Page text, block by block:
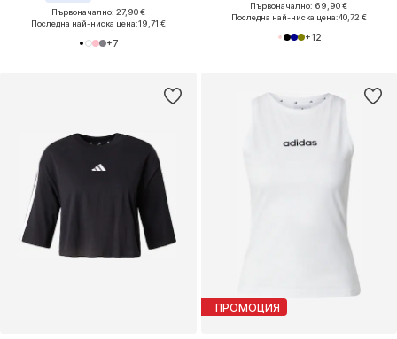
Първоначално: 27,90 €
Последна най-ниска цена:19,71 €
+7
Първоначално: 69,90 €
Последна най-ниска цена:40,72 €
+12
ПРОМОЦИЯ